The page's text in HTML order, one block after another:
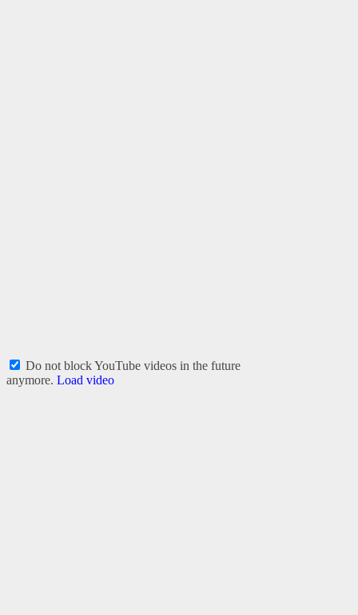
Do not block YouTube videos in the future
anymore. Load video